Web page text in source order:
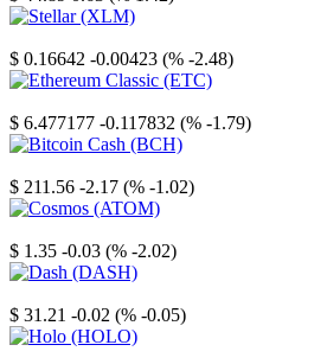
$ 0.16642 -0.00423 (% -2.48)
$ 6.477177 -0.117832 (% -1.79)
$ 211.56 -2.17 (% -1.02)
$ 1.35 -0.03 (% -2.02)
$ 31.21 -0.02 (% -0.05)